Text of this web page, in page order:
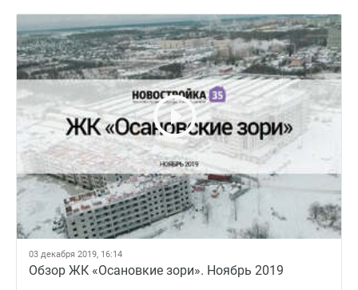
03 декабря 2019, 16:14
Обзор ЖК «Осановкие зори». Ноябрь 2019